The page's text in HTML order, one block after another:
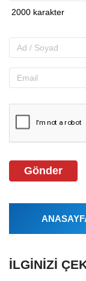
Gönder
İLGINIZI